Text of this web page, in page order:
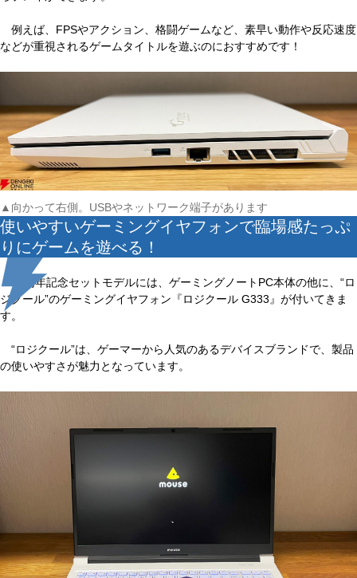
例えば、FPSやアクション、格闘ゲームなど、素早い動作や反応速度
などが重視されるゲームタイトルを遊ぶのにおすすめです！
▲向かって右側。USBやネットワーク端子があります
使いやすいゲーミングイヤフォンで臨場感たっぷ
りにゲームを遊べる！
20周年記念セットモデルには、ゲーミングノートPC本体の他に、“ロ
ジクール”のゲーミングイヤフォン『ロジクール G333』が付いてきま
す。
“ロジクール”は、ゲーマーから人気のあるデバイスブランドで、製品
の使いやすさが魅力となっています。